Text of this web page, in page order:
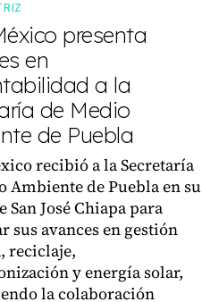
presenta
en
a la
de Medio
de Puebla
recibió a la Secretaría
Ambiente de Puebla en su
San José Chiapa para
sus avances en gestión
reciclaje,
y energía solar,
la colaboración